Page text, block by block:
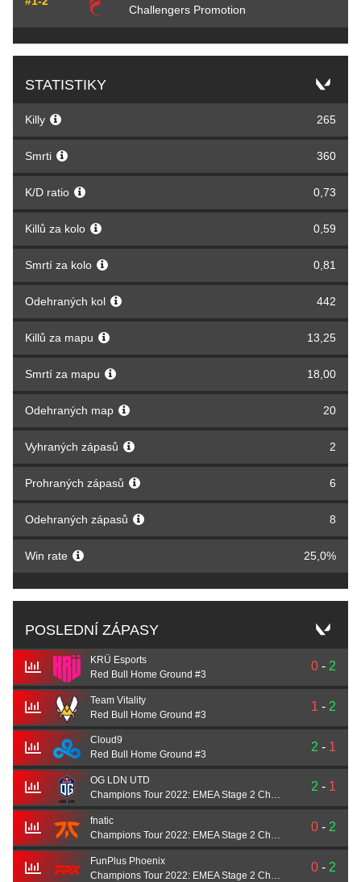
Challengers Promotion
STATISTIKY
Killy 265
Smrti 360
K/D ratio 0,73
Killů za kolo 0,59
Smrtí za kolo 0,81
Odehraných kol 442
Killů za mapu 13,25
Smrtí za mapu 18,00
Odehraných map 20
Vyhraných zápasů 2
Prohraných zápasů 6
Odehraných zápasů 8
Win rate 25,0%
POSLEDNÍ ZÁPASY
KRÜ Esports
Red Bull Home Ground #3
0 - 2
Team Vitality
Red Bull Home Ground #3
1 - 2
Cloud9
Red Bull Home Ground #3
2 - 1
OG LDN UTD
Champions Tour 2022: EMEA Stage 2 Challengers
2 - 1
fnatic
Champions Tour 2022: EMEA Stage 2 Challengers
0 - 2
FunPlus Phoenix
Champions Tour 2022: EMEA Stage 2 Challengers
0 - 2